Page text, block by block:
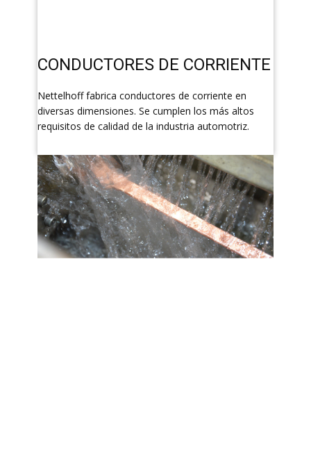
​CONDUCTORES DE CORRIENTE
​Nettelhoff fabrica conductores de corriente en
diversas dimensiones. Se cumplen los más altos
requisitos de calidad de la industria automotriz.